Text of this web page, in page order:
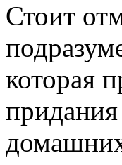
Стоит
которая